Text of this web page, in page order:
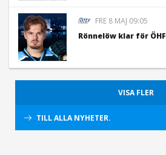
FRE 8 MAJ 09:05
Rönnelöw klar för ÖHF
VISA FLER
TILL ALLA NYHETER.